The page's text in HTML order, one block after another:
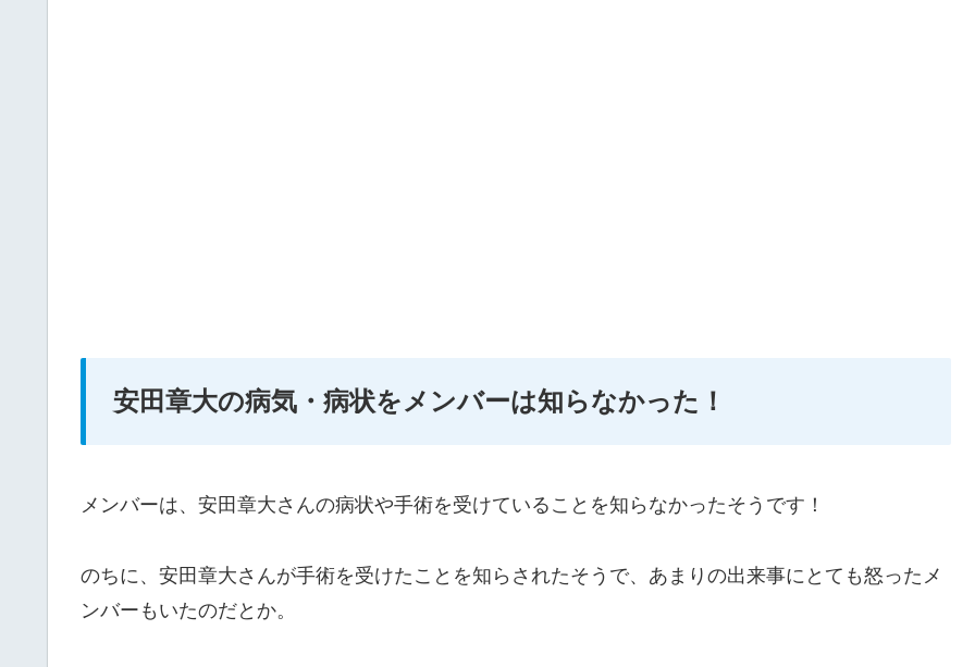
安田章大の病気・病状をメンバーは知らなかった！
メンバーは、安田章大さんの病状や手術を受けていることを知らなかったそうです！
のちに、安田章大さんが手術を受けたことを知らされたそうで、あまりの出来事にとても怒ったメ
ンバーもいたのだとか。